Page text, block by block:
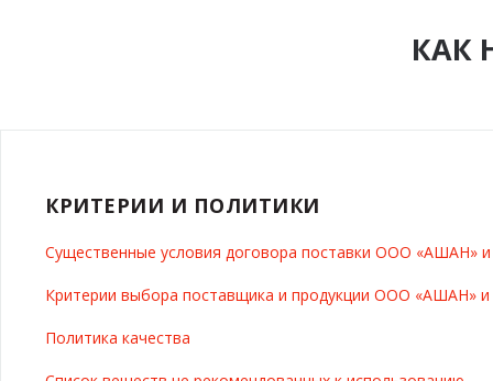
КАК
КРИТЕРИИ И ПОЛИТИКИ
Существенные условия договора поставки ООО «АШАН»
Критерии выбора поставщика и продукции ООО «АШАН»
Политика качества